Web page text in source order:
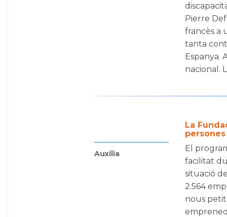
Pierre
francès a
tanta
Espanya.
nacional.
La
Auxilia
El
facilitat
situació
2.564
nous